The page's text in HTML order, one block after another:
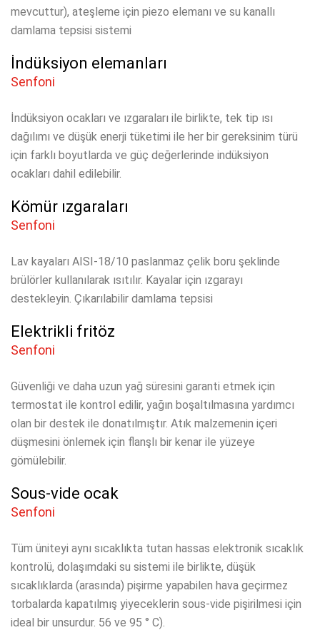
mevcuttur), ateşleme için piezo elemanı ve su kanallı
damlama tepsisi sistemi
İndüksiyon elemanları
Senfoni
İndüksiyon ocakları ve ızgaraları ile birlikte, tek tip ısı
dağılımı ve düşük enerji tüketimi ile her bir gereksinim türü
için farklı boyutlarda ve güç değerlerinde indüksiyon
ocakları dahil edilebilir.
Kömür ızgaraları
Senfoni
Lav kayaları AISI-18/10 paslanmaz çelik boru şeklinde
brülörler kullanılarak ısıtılır. Kayalar için ızgarayı
destekleyin. Çıkarılabilir damlama tepsisi
Elektrikli fritöz
Senfoni
Güvenliği ve daha uzun yağ süresini garanti etmek için
termostat ile kontrol edilir, yağın boşaltılmasına yardımcı
olan bir destek ile donatılmıştır. Atık malzemenin içeri
düşmesini önlemek için flanşlı bir kenar ile yüzeye
gömülebilir.
Sous-vide ocak
Senfoni
Tüm üniteyi aynı sıcaklıkta tutan hassas elektronik sıcaklık
kontrolü, dolaşımdaki su sistemi ile birlikte, düşük
sıcaklıklarda (arasında) pişirme yapabilen hava geçirmez
torbalarda kapatılmış yiyeceklerin sous-vide pişirilmesi için
ideal bir unsurdur. 56 ve 95 ° C).